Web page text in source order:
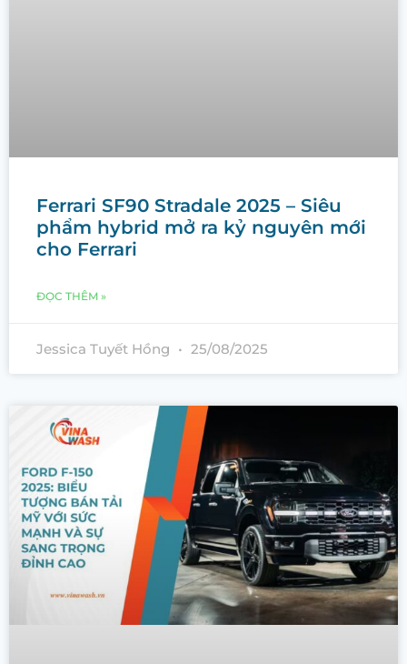
Ferrari SF90 Stradale 2025 – Siêu
phẩm hybrid mở ra kỷ nguyên mới
cho Ferrari
ĐỌC THÊM »
Jessica Tuyết Hồng 25/08/2025